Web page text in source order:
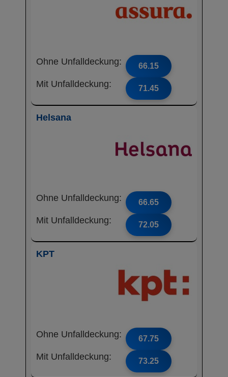
Ohne Unfalldeckung: 66.15
Mit Unfalldeckung: 71.45
Helsana
Ohne Unfalldeckung: 66.65
Mit Unfalldeckung: 72.05
KPT
Ohne Unfalldeckung: 67.75
Mit Unfalldeckung: 73.25